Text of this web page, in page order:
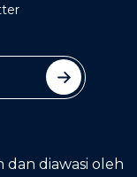
dan diawasi oleh